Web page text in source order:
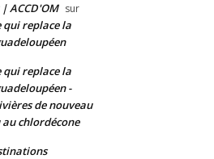
ACCD'OM sur
qui replace la
qui replace la
-
de nouveau
chlordécone